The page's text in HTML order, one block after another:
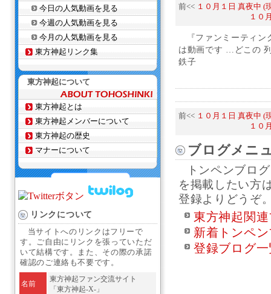
前<< １０月１日 真夜中 (
１０
『ファンミーティ
は動画です …どこの
鉄子
前<< １０月１日 真夜中 (
１０
ブログメニ
トンペンブロ
を掲載したい方
登録よりどうぞ
東方神起関
新着トンペ
登録ブログ
今日の人気動画を見る
今週の人気動画を見る
今月の人気動画を見る
東方神起リンク集
東方神起について
東方神起とは
東方神起メンバーについて
東方神起の歴史
マナーについて
リンクについて
当サイトへのリンクはフリーで
す。ご自由にリンクを張っていただ
いて結構です。また、その際の承諾
確認のご連絡も不要です。
名前
東方神起ファン交流サイト
「東方神起-X-」